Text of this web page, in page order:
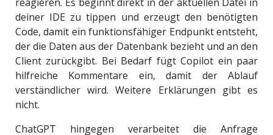
deiner IDE zu tippen und erzeugt den benötigten
Code, damit ein funktionsfähiger Endpunkt entsteht,
der die Daten aus der Datenbank bezieht und an den
Client zurückgibt. Bei Bedarf fügt Copilot ein paar
hilfreiche Kommentare ein, damit der Ablauf
verständlicher wird. Weitere Erklärungen gibt es
nicht.
ChatGPT hingegen verarbeitet die Anfrage